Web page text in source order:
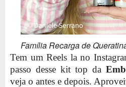
Família Recarga de
Tem um Reels la no
passo desse kit top da
veja o antes e depois.